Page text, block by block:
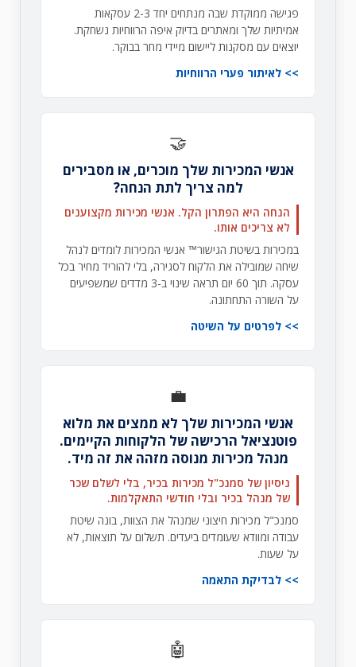
פגישה ממוקדת שבה מנתחים יחד 2-3 עסקאות
אמיתיות שלך ומאתרים בדיוק איפה הרווחיות נשחקת.
יוצאים עם מסקנות ליישום מיידי מחר בבוקר.
לאיתור פערי הרווחיות
🤝
אנשי המכירות שלך מוכרים, או מסבירים
למה צריך לתת הנחה?
הנחה היא הפתרון הקל. אנשי מכירות מקצוענים
לא צריכים אותו.
במכירות בשיטת הגישור™ אנשי המכירות לומדים לנהל
שיחה שמובילה את הלקוח לסגירה, בלי להוריד מחיר בכל
עסקה. תוך 60 יום תראה שינוי ב-3 מדדים שמשפיעים
על השורה התחתונה.
לפרטים על השיטה
💼
אנשי המכירות שלך לא ממצים את מלוא
פוטנציאל הרכישה של הלקוחות הקיימים.
מנהל מכירות מנוסה מזהה את זה מיד.
ניסיון של סמנכ"ל מכירות בכיר, בלי לשלם שכר
של מנהל בכיר ובלי חודשי התאקלמות.
סמנכ"ל מכירות חיצוני שמנהל את הצוות, בונה שיטת
עבודה ומוודא שעומדים ביעדים. תשלום על תוצאות, לא
על שעות.
לבדיקת התאמה
🤖